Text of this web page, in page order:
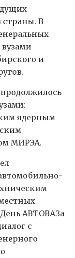
страны. В
и
ядерным
МИРЭА.
АВТОВАЗа
с